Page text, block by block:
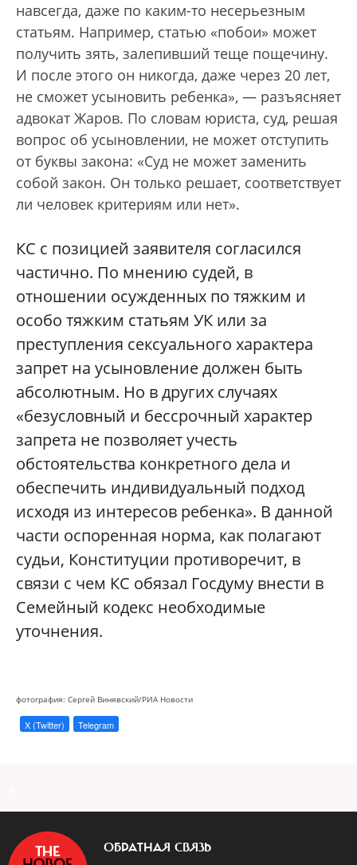
навсегда, даже по каким-то несерьезным
статьям. Например, статью «побои» может
получить зять, залепивший теще пощечину.
И после этого он никогда, даже через 20 лет,
не сможет усыновить ребенка», — разъясняет
адвокат Жаров. По словам юриста, суд, решая
вопрос об усыновлении, не может отступить
от буквы закона: «Суд не может заменить
собой закон. Он только решает, соответствует
ли человек критериям или нет».
КС с позицией заявителя согласился
частично. По мнению судей, в
отношении осужденных по тяжким и
особо тяжким статьям УК или за
преступления сексуального характера
запрет на усыновление должен быть
абсолютным. Но в других случаях
«безусловный и бессрочный характер
запрета не позволяет учесть
обстоятельства конкретного дела и
обеспечить индивидуальный подход
исходя из интересов ребенка». В данной
части оспоренная норма, как полагают
судьи, Конституции противоречит, в
связи с чем КС обязал Госдуму внести в
Семейный кодекс необходимые
уточнения.
фотография: Сергей Винявский/РИА Новости
X (Twitter) Telegram
ОБРАТНАЯ СВЯЗЬ